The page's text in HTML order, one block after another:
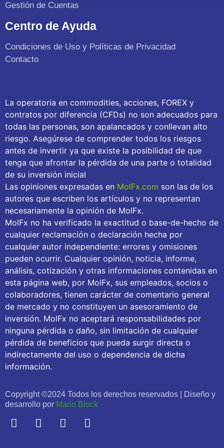
Gestión de Cuentas
Centro de Ayuda
Condiciones de Uso y Políticas de Privacidad
Contacto
La operatoria en commodities, acciones, FOREX y
contratos por diferencia (CFDs) no son adecuados para
todas las personas, son apalancados y conllevan alto
riesgo. Asegúrese de comprender todos los riesgos
antes de invertir ya que existe la posibilidad de que
tenga que afrontar la pérdida de una parte o totalidad
de su inversión inicial
Las opiniones expresadas en MolFx.com son las de los
autores que escriben los artículos y no representan
necesariamente la opinión de MolFx.
MolFx no ha verificado la exactitud o base-de-hecho de
cualquier reclamación o declaración hecha por
cualquier autor independiente: errores y omisiones
pueden ocurrir. Cualquier opinión, noticia, informe,
análisis, cotización y otras informaciones contenidas en
esta página web, por MolFx, sus empleados, socios o
colaboradores, tienen carácter de comentario general
de mercado y no constituyen un asesoramiento de
inversión. MolFx no aceptará responsabilidades por
ninguna pérdida o daño, sin limitación de cualquier
pérdida de beneficios que pueda surgir directa o
indirectamente del uso o dependencia de dicha
información.
Copyright ©2024 Todos los derechos reservados | Diseño y
desarrollo por Mario Block